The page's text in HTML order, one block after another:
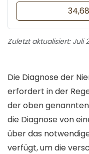
Zuletzt aktualisiert: Juli
Die Diagnose der
erfordert in der
der oben
die Diagnose von
über das
verfügt, um die